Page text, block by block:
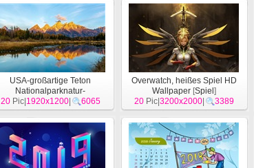
USA-großartige Teton
Nationalparknatur-
Landschaftstapeten HD
[Landschaft]
20Pic| 1920x1200| 6065
Overwatch, heißes Spiel HD
Wallpaper[Spiel ]
20Pic| 3200x2000| 3389